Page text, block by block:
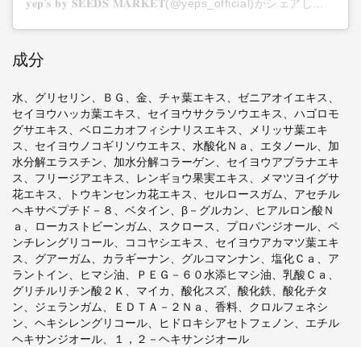
𝐲𝐞𝐩'𝐬 𝐛𝐲 𝐒𝐄𝐄𝐃𝐒 𝐌𝐀𝐑𝐊𝐄𝐓(@yeps_official)がシェアした投稿
成分
水、グリセリン、ＢＧ、金、チャ葉エキス、ゼニアオイエキス、
セイヨウハッカ葉エキス、セイヨウサクラソウエキス、ハゴロモ
グサエキス、ベロニカオフィシナリスエキス、メリッサ葉エキ
ス、セイヨウノコギリソウエキス、水酸化Ｎａ、エタノール、加
水分解エラスチン、加水分解コラーゲン、セイヨウアブラナエキ
ス、フリージアエキス、レンギョウ果実エキス、メマツヨイグサ
花エキス、トウキンセンカ花エキス、セルロースガム、アセチル
ヘキサペプチド－８、ベタイン、β－グルカン、ヒアルロン酸Ｎ
ａ、ローカストビーンガム、スクロース、プロパンジオール、ペ
ンチレングリコール、ココヤシエキス、セイヨウアカマツ葉エキ
ス、グアーガム、カラギーナン、グルコマンナン、塩化Ｃａ、ア
ラントイン、ヒマシ油、ＰＥＧ－６０水添ヒマシ油、乳酸Ｃａ、
グリチルリチン酸２Ｋ、マイカ、酸化スズ、酸化鉄、酸化チタ
ン、ジェランガム、ＥＤＴＡ－２Ｎａ、香料、クロルフェネシ
ン、ヘキシレングリコール、ヒドロキシアセトフェノン、エチル
ヘキサンジオール、１，２－ヘキサンジオール